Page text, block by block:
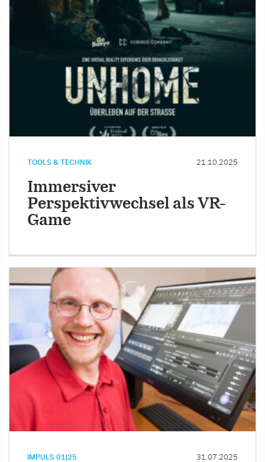
TOOLS & TECHNIK 21.10.2025
Immersiver
Perspektivwechsel als VR-
Game
IMPULS 01|25 31.07.2025